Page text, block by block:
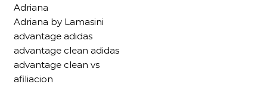
Adriana
Adriana by Lamasini
advantage adidas
advantage clean adidas
advantage clean vs
afiliacion